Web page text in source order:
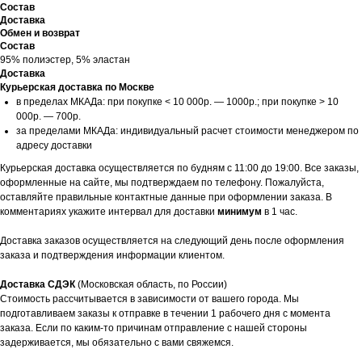
Состав
Доставка
Обмен и возврат
Состав
95% полиэстер, 5% эластан
Доставка
Курьерская доставка по Москве
в пределах МКАДа: при покупке < 10 000р. — 1000р.; при покупке > 10
000р. — 700р.
за пределами МКАДа: индивидуальный расчет стоимости менеджером по
адресу доставки
Курьерская доставка осуществляется по будням с 11:00 до 19:00. Все заказы,
оформленные на сайте, мы подтверждаем по телефону. Пожалуйста,
оставляйте правильные контактные данные при оформлении заказа. В
комментариях укажите интервал для доставки минимум в 1 час.
Доставка заказов осуществляется на следующий день после оформления
заказа и подтверждения информации клиентом.
Доставка СДЭК (Московская область, по России)
Стоимость рассчитывается в зависимости от вашего города. Мы
подготавливаем заказы к отправке в течении 1 рабочего дня с момента
заказа. Если по каким-то причинам отправление с нашей стороны
задерживается, мы обязательно с вами свяжемся.